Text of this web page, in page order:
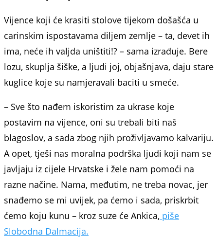
Vijence koji će krasiti stolove tijekom došašća u
carinskim ispostavama diljem zemlje – ta, devet ih
ima, neće ih valjda uništiti!? – sama izrađuje. Bere
lozu, skuplja šiške, a ljudi joj, objašnjava, daju stare
kuglice koje su namjeravali baciti u smeće.
– Sve što nađem iskoristim za ukrase koje
postavim na vijence, oni su trebali biti naš
blagoslov, a sada zbog njih proživljavamo kalvariju.
A opet, tješi nas moralna podrška ljudi koji nam se
javljaju iz cijele Hrvatske i žele nam pomoći na
razne načine. Nama, međutim, ne treba novac, jer
snađemo se mi uvijek, pa ćemo i sada, priskrbit
ćemo koju kunu – kroz suze će Ankica, piše
Slobodna Dalmacija.